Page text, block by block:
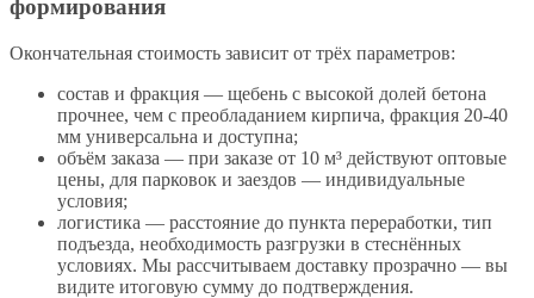
формирования
Окончательная стоимость зависит от трёх параметров:
состав и фракция — щебень с высокой долей бетона
прочнее, чем с преобладанием кирпича, фракция 20-40
мм универсальна и доступна;
объём заказа — при заказе от 10 м³ действуют оптовые
цены, для парковок и заездов — индивидуальные
условия;
логистика — расстояние до пункта переработки, тип
подъезда, необходимость разгрузки в стеснённых
условиях. Мы рассчитываем доставку прозрачно — вы
видите итоговую сумму до подтверждения.